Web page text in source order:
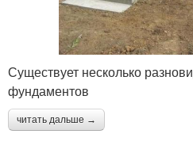
Существует несколько
фундаментов
читать дальше →